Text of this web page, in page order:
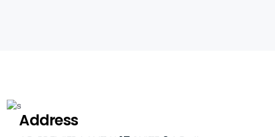
Address